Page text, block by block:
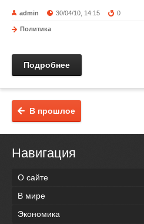
admin 30/04/10, 14:15 0
Политика
Подробнее
В прошлое
Навигация
О сайте
В мире
Экономика